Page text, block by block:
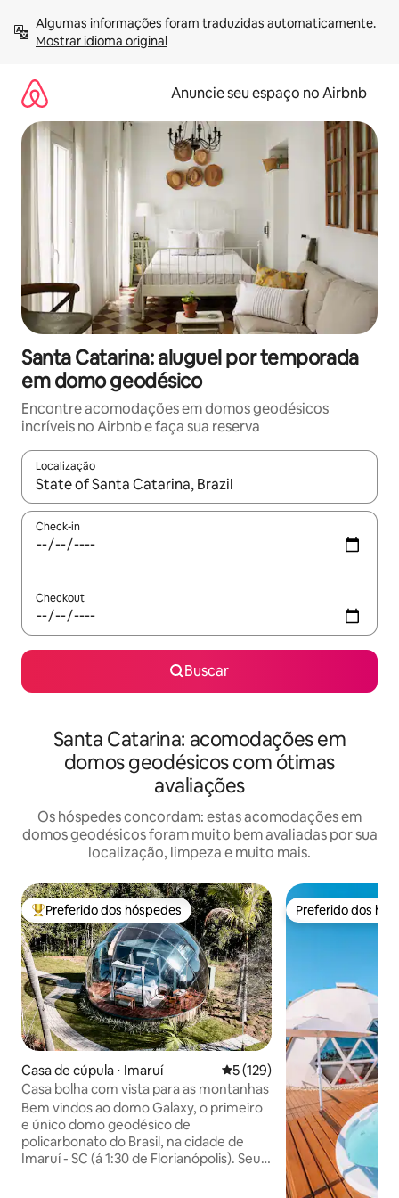
para
Mostrar idioma original
Anuncie seu espaço no Airbnb
Santa Catarina: aluguel por temporada
em domo geodésico
Encontre acomodações em domos geodésicos
incríveis no Airbnb e faça sua reserva
Localização
Quando os resultados estiverem disponíveis, explore-os
Check-in
Checkout
Buscar
Santa Catarina: acomodações em
domos geodésicos com ótimas
avaliações
Os hóspedes concordam: estas acomodações em
domos geodésicos foram muito bem avaliadas por sua
localização, limpeza e muito mais.
Entre os melhores preferidos dos hóspedes
Preferido dos hóspedes
Casa de cúpula ⋅ Imaruí 5 de uma avaliação média de
5 (129)
Casa bolha com vista para as montanhas
Bem vindos ao domo Galaxy, o primeiro
e único domo geodésico de
policarbonato do Brasil, na cidade de
Imaruí - SC (á 1:30 de Florianópolis). Seu
Preferido dos
Preferido dos